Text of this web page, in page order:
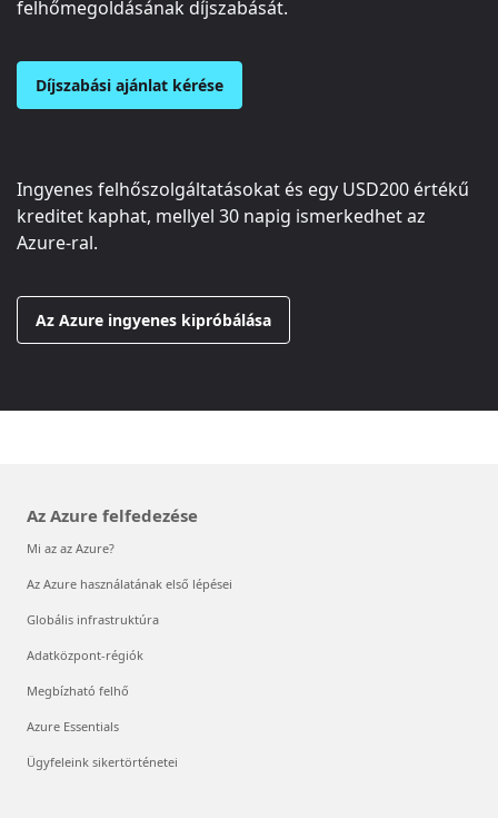
felhőmegoldásának díjszabását.
Díjszabási ajánlat kérése
Ingyenes felhőszolgáltatásokat és egy USD200 értékű
kreditet kaphat, mellyel 30 napig ismerkedhet az
Azure-ral.
Az Azure ingyenes kipróbálása
Az Azure felfedezése
Mi az az Azure?
Az Azure használatának első lépései
Globális infrastruktúra
Adatközpont-régiók
Megbízható felhő
Azure Essentials
Ügyfeleink sikertörténetei